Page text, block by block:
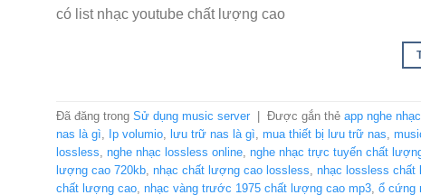
có list nhạc youtube chất lượng cao
Đã đăng trong Sử dụng music server Được gắn thẻ app nghe
nas là gì, Ip volumio, lưu trữ nas là gì, mua thiết bị lưu trữ nas,
lossless, nghe nhạc lossless online, nghe nhạc trực tuyến chất
lượng cao 720kb, nhạc chất lượng cao lossless, nhạc lossless chất
chất lượng cao, nhạc vàng trước 1975 chất lượng cao mp3, ổ cứng